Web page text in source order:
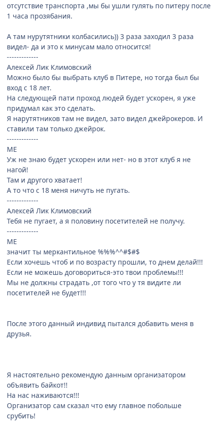
отсутствие транспорта ,мы бы ушли гулять по питеру после
1 часа прозябания.
А там нурутятники колбасились)) 3 раза заходил 3 раза
видел- да и это к минусам мало относится!
-------------
Алексей Лик Климовский
Можно было бы выбрать клуб в Питере, но тогда был бы
вход с 18 лет.
На следующей пати проход людей будет ускорен, я уже
придумал как это сделать.
Я нарутятников там не видел, зато видел джейрокеров. И
ставили там только джейрок.
-------------
ME
Уж не знаю будет ускорен или нет- но в этот клуб я не
нагой!
Там и другого хватает!
А то что с 18 меня ничуть не пугать.
-------------
Алексей Лик Климовский
Тебя не пугает, а я половину посетителей не получу.
-------------
ME
значит ты меркантильное %%%^^#$#$
Если хочешь чтоб и по возрасту прошли, то днем делай!!!
Если не можешь договориться-это твои проблемы!!!
Мы не должны страдать ,от того что у тя видите ли
посетителей не будет!!!
После этого данный индивид пытался добавить меня в
друзья.
Я настоятельно рекомендую данным организатором
объявить байкот!!
На нас наживаются!!!
Организатор сам сказал что ему главное побольше
срубить!